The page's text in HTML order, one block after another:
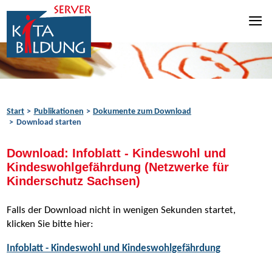
Zum Inhalt springen
Zur Navigation springen
Zum Fußbereich springen
Start Publikationen
Dokumente zum Download
Download starten
Download: Infoblatt - Kindeswohl und
Kindeswohlgefährdung (Netzwerke für
Kinderschutz Sachsen)
Falls der Download nicht in wenigen Sekunden startet,
klicken Sie bitte hier:
Infoblatt - Kindeswohl und Kindeswohlgefährdung